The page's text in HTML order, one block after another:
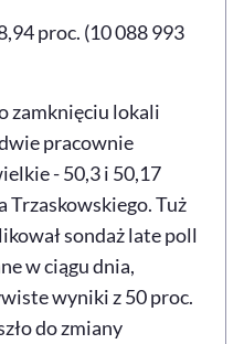
proc. (10 088 993
zamknięciu lokali
pracownie
- 50,3 i 50,17
Trzaskowskiego. Tuż
sondaż late poll
w ciągu dnia,
wyniki z 50 proc.
do zmiany